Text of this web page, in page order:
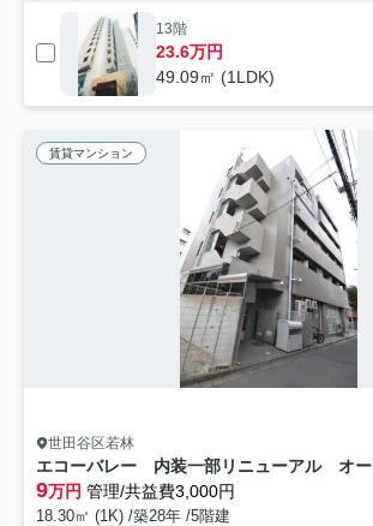
13階
23.6万円
49.09㎡ (1LDK)
賃貸マンション
世田谷区若林
9万円 管理/共益費3,000円
18.30㎡ (1K) /築28年 /5階建